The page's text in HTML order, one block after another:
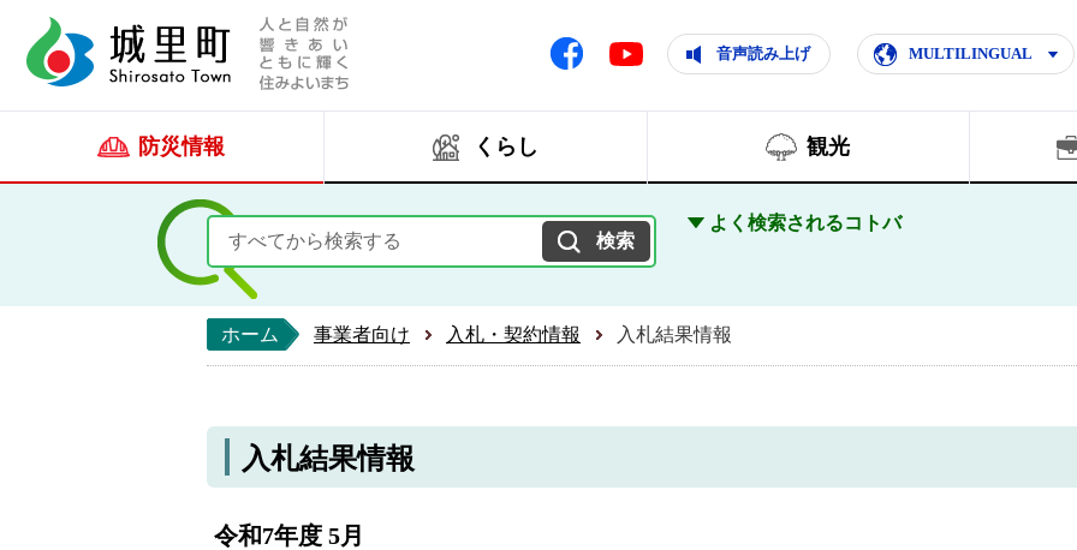
人と自然が響きあいともに輝く住みよいまち
Facebook Youtube 音声読み上げ MULTILINGUAL
防災情報 くらし 観光
よく検索されるコトバ
ホーム 事業者向け 入札・契約情報 入札結果情報
入札結果情報
令和7年度 5月